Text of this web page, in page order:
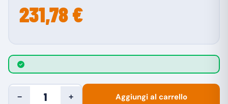
231,78 €
− + Aggiungi al carrello